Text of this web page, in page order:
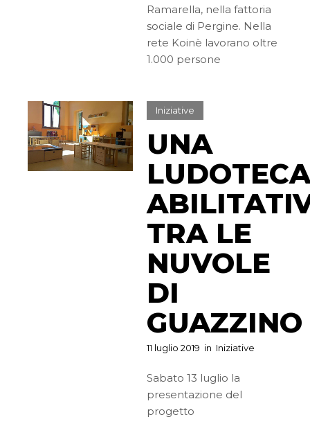
Ramarella, nella fattoria
sociale di Pergine. Nella
rete Koinè lavorano oltre
1.000 persone
Iniziative
UNA
TRA LE
NUVOLE
DI
GUAZZINO
11 luglio 2019 in Iniziative
Sabato 13 luglio la
presentazione del
progetto